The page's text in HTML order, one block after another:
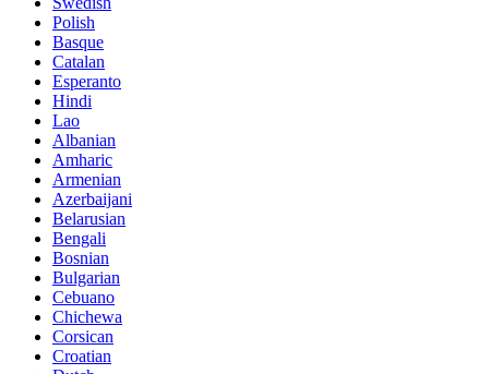
Polish
Basque
Catalan
Esperanto
Hindi
Lao
Albanian
Amharic
Armenian
Azerbaijani
Belarusian
Bengali
Bosnian
Bulgarian
Cebuano
Chichewa
Corsican
Croatian